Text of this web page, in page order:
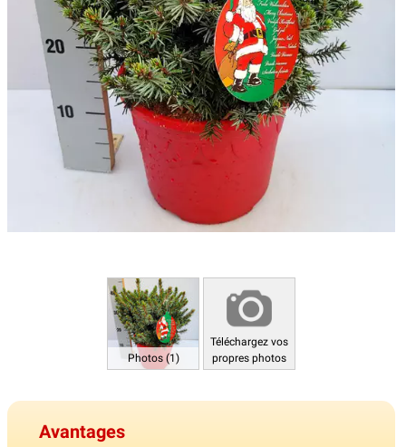
Photos (1)
Téléchargez vos
propres photos
Avantages